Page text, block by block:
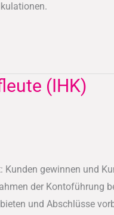
(IHK)
gewinnen und
der Kontoführung
und Abschlüsse